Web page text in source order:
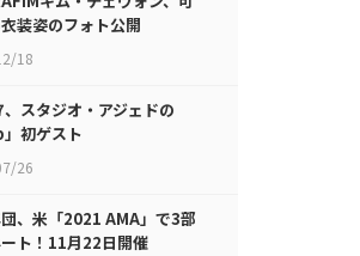
装姿のフォト公開
18
スタジオ・アジェドの
初ゲスト
26
、米「2021 AMA」で3部
ト！11月22日開催